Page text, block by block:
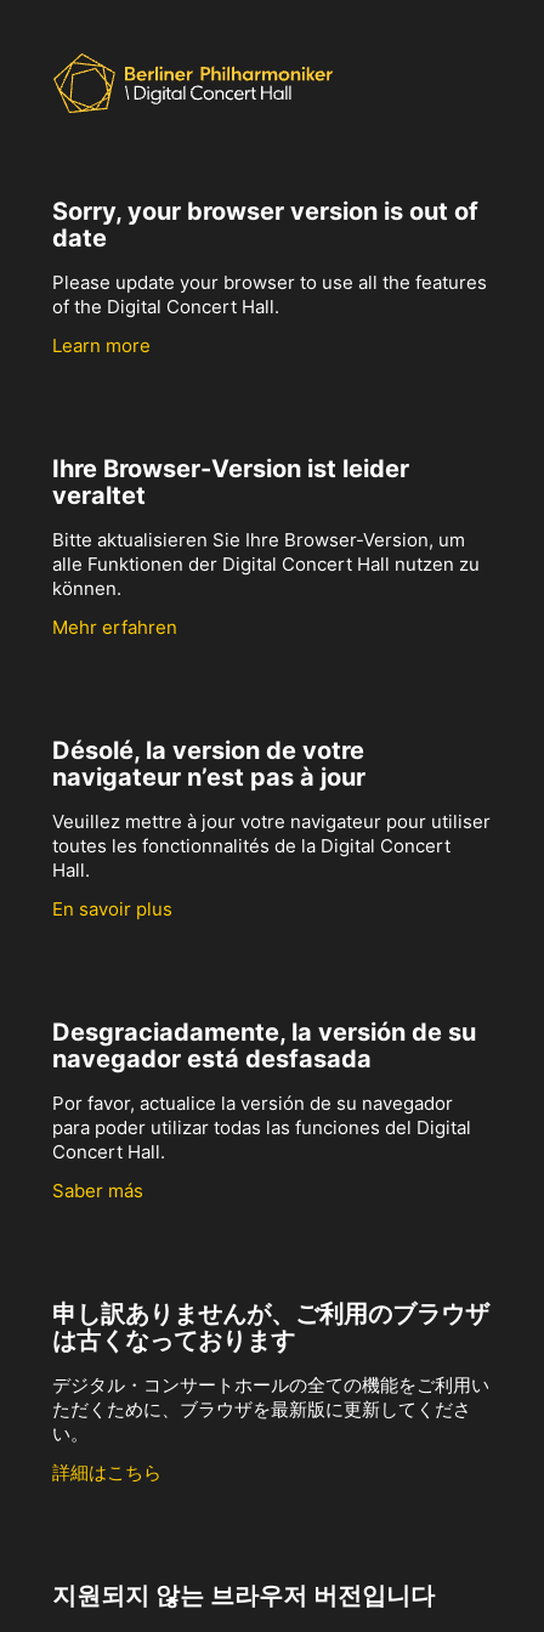
Sorry, your browser version is out of
date
Please update your browser to use all the features
of the Digital Concert Hall.
Learn more
Ihre Browser-Version ist leider
veraltet
Bitte aktualisieren Sie Ihre Browser-Version, um
alle Funktionen der Digital Concert Hall nutzen zu
können.
Mehr erfahren
Désolé, la version de votre
navigateur n’est pas à jour
Veuillez mettre à jour votre navigateur pour utiliser
toutes les fonctionnalités de la Digital Concert
Hall.
En savoir plus
Desgraciadamente, la versión de su
navegador está desfasada
Por favor, actualice la versión de su navegador
para poder utilizar todas las funciones del Digital
Concert Hall.
Saber más
申し訳ありませんが、ご利用のブラウザ
は古くなっております
デジタル・コンサートホールの全ての機能をご利用い
ただくために、ブラウザを最新版に更新してくださ
い。
詳細はこちら
지원되지 않는 브라우저 버전입니다